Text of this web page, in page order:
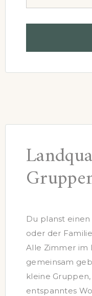
Du planst
oder der
Alle Zimmer im
gemeinsam
kleine
entspanntes